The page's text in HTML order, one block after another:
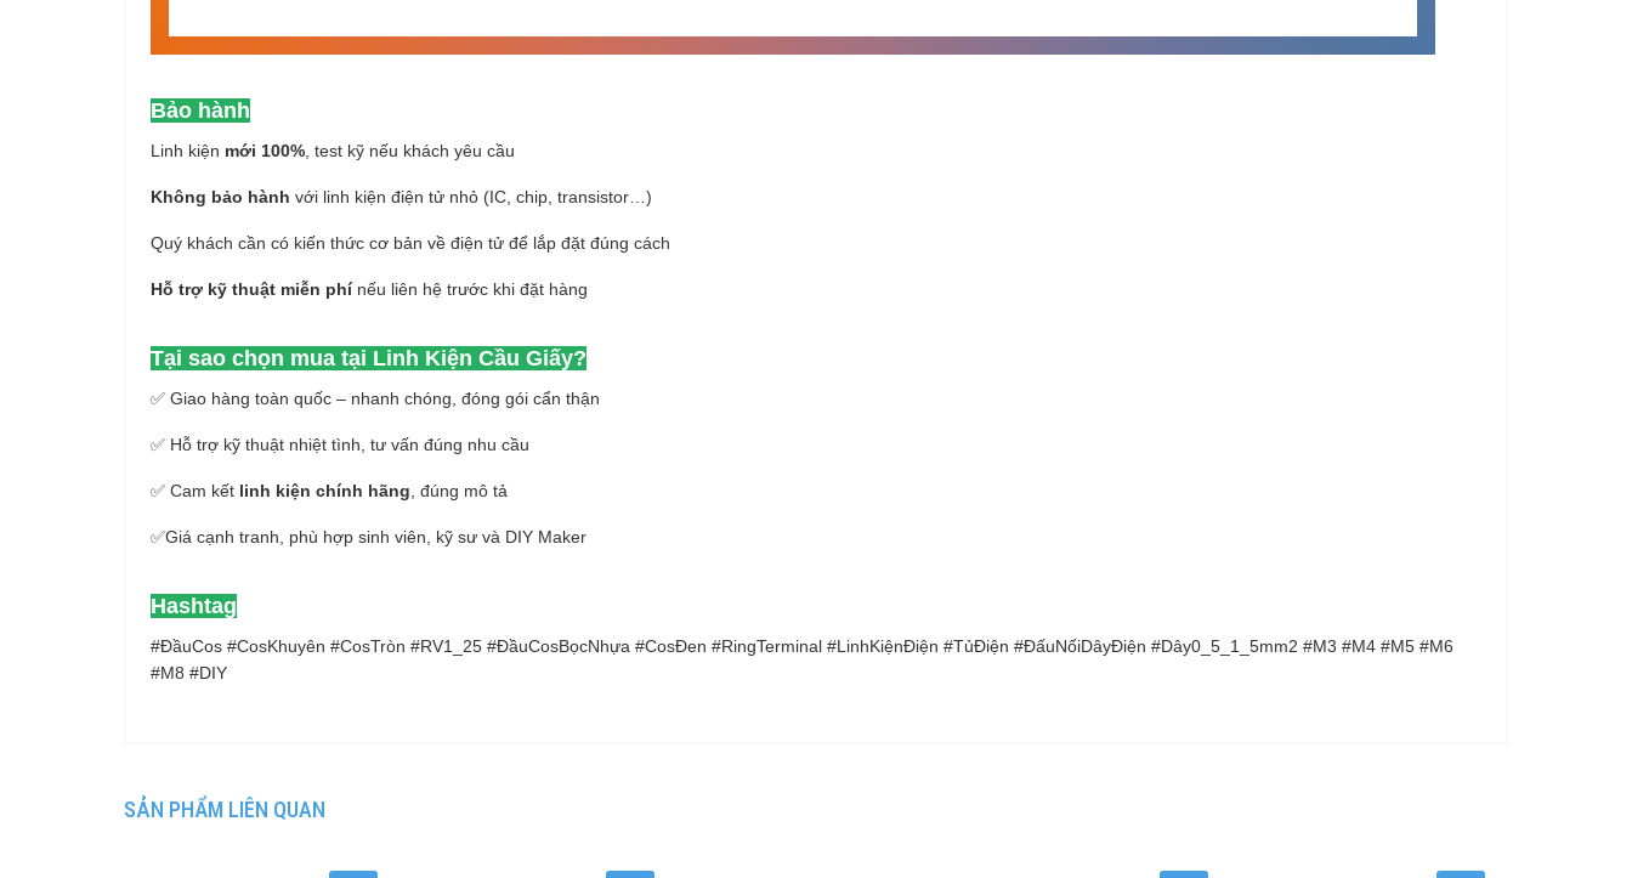
Bảo hành
Linh kiện mới 100% , test kỹ nếu khách yêu cầu
Không bảo hành với linh kiện điện tử nhỏ (IC, chip, transistor…)
Quý khách cần có kiến thức cơ bản về điện tử để lắp đặt đúng cách
Hỗ trợ kỹ thuật miễn phínếu liên hệ trước khi đặt hàng
Tại sao chọn mua tại Linh Kiện Cầu Giấy?
✅ Giao hàng toàn quốc – nhanh chóng, đóng gói cẩn thận
✅ Hỗ trợ kỹ thuật nhiệt tình, tư vấn đúng nhu cầu
✅ Cam kết linh kiện chính hãng , đúng mô tả
✅Giá cạnh tranh, phù hợp sinh viên, kỹ sư và DIY Maker
Hashtag
#ĐầuCos #CosKhuyên #CosTròn #RV1_25 #ĐầuCosBọcNhựa #CosĐen #RingTerminal #LinhKiệnĐiện #TủĐiện #ĐấuNốiDâyĐiện #Dây0_5_1_5mm2 #M3 #M4 #M5 #M6
#M8 #DIY
SẢN PHẨM LIÊN QUAN